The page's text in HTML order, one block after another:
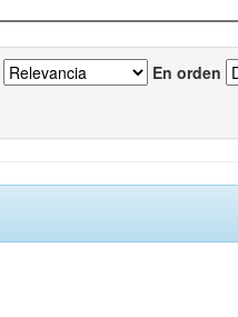
En orden